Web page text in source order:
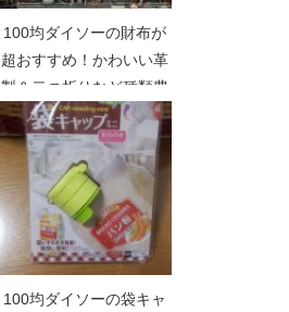
100均ダイソーの財布が
超おすすめ！かわいい革
製＆二つ折りなど種類豊
富！
100均ダイソーの袋キャ